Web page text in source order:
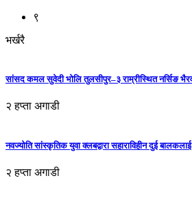
९
भर्खरै
सांसद कमल सुवेदी भोलि तुलसीपुर–३ राम्रीस्थित नर्सिङ
२ हप्ता अगाडी
नवज्योति सांस्कृतिक युवा क्लबद्वारा सहाराविहीन दुई
२ हप्ता अगाडी